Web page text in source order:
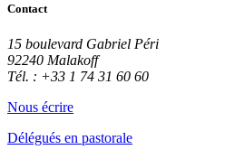
Contact
15 boulevard Gabriel Péri
92240 Malakoff
Tél. : +33 1 74 31 60 60
Nous écrire
Délégués en pastorale